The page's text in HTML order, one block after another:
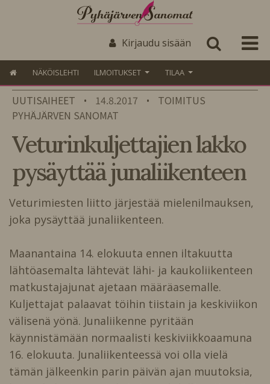
Kirjaudu sisään
NÄKÖISLEHTI ILMOITUKSET TILAA
UUTISAIHEET • 14.8.2017 •
TOIMITUS
PYHÄJÄRVEN SANOMAT
Veturinkuljettajien lakko
pysäyttää junaliikenteen
Veturimiesten liitto järjestää mielenilmauksen,
joka pysäyttää junaliikenteen.
Maanantaina 14. elokuuta ennen iltakuutta
lähtöasemalta lähtevät lähi- ja kaukoliikenteen
matkustajajunat ajetaan määräasemalle.
Kuljettajat palaavat töihin tiistain ja keskiviikon
välisenä yönä. Junaliikenne pyritään
käynnistämään normaalisti keskiviikkoaamuna
16. elokuuta. Junaliikenteessä voi olla vielä
tämän jälkeenkin parin päivän ajan muutoksia,